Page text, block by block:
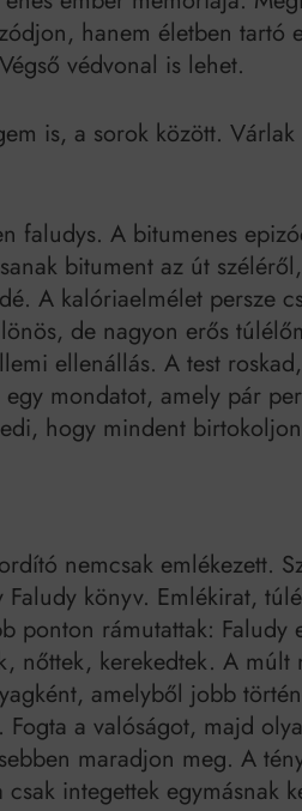
hanem életben tartó
védvonal is lehet.
is, a sorok között.
faludys. A bitumenes
bitument az út
A kalóriaelmélet persze
de nagyon erős
ellenállás. A test
mondatot, amely pár
hogy mindent
nemcsak emlékezett.
könyv. Emlékirat,
ponton rámutattak: Faludy
nőttek, kerekedtek. A múlt
amelyből jobb
a valóságot, majd
maradjon meg. A
integettek egymásnak